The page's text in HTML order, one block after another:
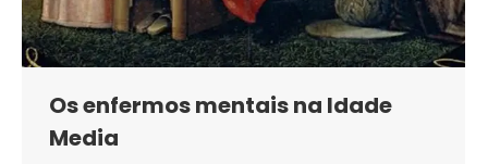
Os enfermos mentais na Idade
Media